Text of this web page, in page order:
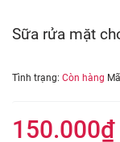
Sữa rửa mặt
Tình trạng: Còn hàng
150.000₫